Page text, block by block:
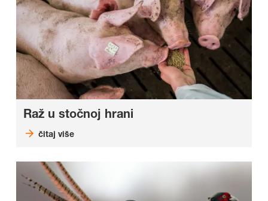
Raž u stočnoj hrani
čitaj više